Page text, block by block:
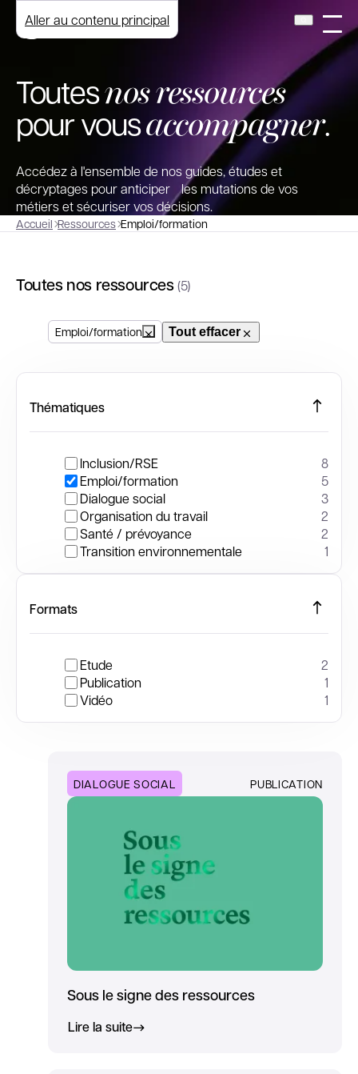
Aller au contenu principal
Toutesnos ressources
pour vousaccompagner.
Accédez à l'ensemble de nos guides, études et
décryptages pour anticiper les mutations de vos
métiers et sécuriser vos décisions.
Accueil Ressources Emploi/formation
Toutes nos ressources(5)
Emploi/formation Tout effacer
Thématiques
Inclusion/RSE
8
Emploi/formation
5
Dialogue social
3
Organisation du travail
2
Santé / prévoyance
2
Transition environnementale
1
Formats
Etude
2
Publication
1
Vidéo
1
DIALOGUE SOCIAL PUBLICATION
Sous le signe des ressources
Lire la suite